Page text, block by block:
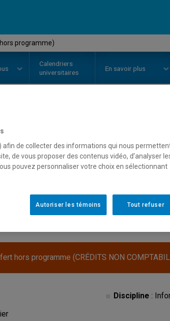
programme)
Calendriers
universitaires
En savoir plus
Outils de
Horaire -
hors programme (CRÉDITS NON
Discipline :
afin de collecter des informations qui nous
de vous proposer des contenus vidéo, d’analyser
pouvez personnaliser votre choix en sélectionnant
Tout refuser
Autoriser les témoins